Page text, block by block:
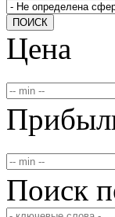
ПОИСК
Цена
Поиск